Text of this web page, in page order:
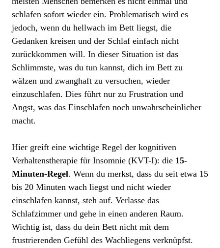
schlafen sofort wieder ein. Problematisch wird es
jedoch, wenn du hellwach im Bett liegst, die
Gedanken kreisen und der Schlaf einfach nicht
zurückkommen will. In dieser Situation ist das
Schlimmste, was du tun kannst, dich im Bett zu
wälzen und zwanghaft zu versuchen, wieder
einzuschlafen. Dies führt nur zu Frustration und
Angst, was das Einschlafen noch unwahrscheinlicher
macht.
Hier greift eine wichtige Regel der kognitiven
Verhaltenstherapie für Insomnie (KVT-I): die 15-
Minuten-Regel. Wenn du merkst, dass du seit etwa 15
bis 20 Minuten wach liegst und nicht wieder
einschlafen kannst, steh auf. Verlasse das
Schlafzimmer und gehe in einen anderen Raum.
Wichtig ist, dass du dein Bett nicht mit dem
frustrierenden Gefühl des Wachliegens verknüpfst.